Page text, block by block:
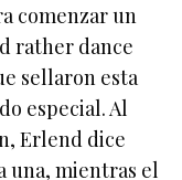
comenzar un
rather dance
sellaron esta
especial. Al
Erlend dice
una, mientras el